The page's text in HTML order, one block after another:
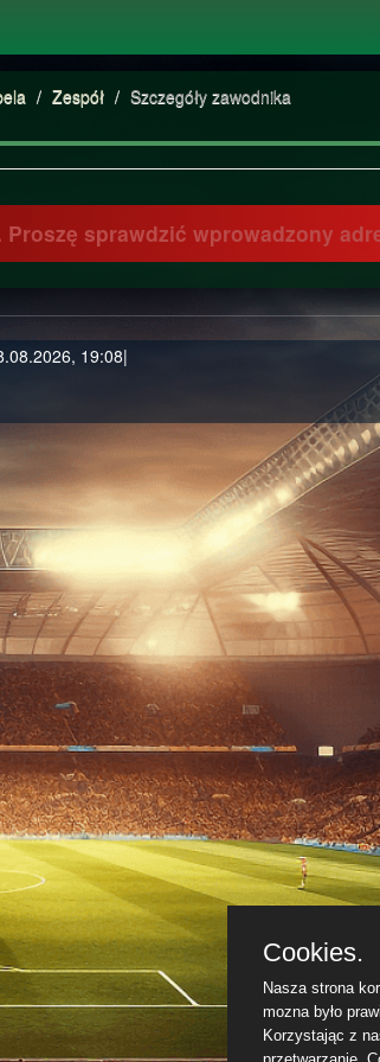
/ Zespół / Szczegóły zawodnika
sprawdzić wprowadzony
19:08|
Cookies.
Nasza strona
mozna było
Korzystając z